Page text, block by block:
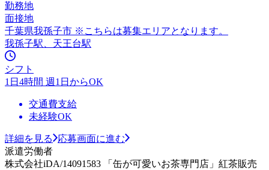
勤務地
面接地
千葉県我孫子市 ※こちらは募集エリアとなります。
我孫子駅、天王台駅
シフト
1日4時間 週1日からOK
交通費支給
未経験OK
詳細を見る
応募画面に進む
派遣労働者
株式会社iDA/14091583 「缶が可愛いお茶専門店」紅茶販売